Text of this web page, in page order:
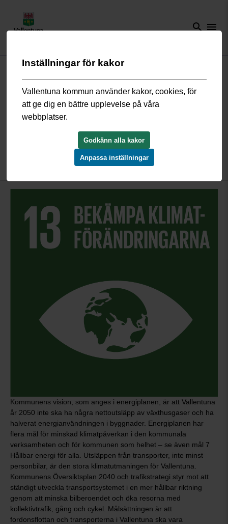
search menu
Start/Bygga, bo och miljö/ Samhällsutveckling och hållbarhet
Mål 13. Vidta omedelbara åtgärder
för att bekämpa
klimatförändringarna och dess
konsekvenser
Kommunens vision, som anges i energiplanen, är att Vallentuna
år 2050 inte ska ha några nettoutsläpp av växthusgaser och ha
halverat energianvändningen i byggnader. Energiplanen har
flera mål för minskad klimatpåverkan i den kommunala
verksamheten och för kommunen som helhet – se även mål 7
Hållbar energi för alla. Utsläppen från transporter, inte minst
personbilar, är den stora klimatutmaningen för Vallentuna.
Kommunens Översiktsplan 2040 och trafikstrategi styr mot att
ständigt utveckla transportsystemet i en mer hållbar riktning
genom att minska bilberoendet och öka resorna med
kollektivtrafik, gång och cykel. Målsättningen är att
fordonsflottan och transporterna i Vallentuna ska vara
Inställningar för kakor
Vallentuna kommun använder kakor, cookies, för
att ge dig en bättre upplevelse på våra
webbplatser.
Godkänn alla kakor
Anpassa inställningar